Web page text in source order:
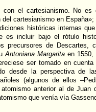
con el cartesianismo. No
del cartesianismo en
históricas internas
es incluir bajo el rótulo
precursores de Descartes,
Antoniana Margarita en 1550,
ser tomado en
desde la perspectiva de
(algunos de ellos
anterior al de Juan
que venía vía